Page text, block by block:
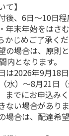
）
ＡｉＭＹ×ＣＯＶＥ
ＲＯＳＳ（Ｒ）冷
ブランケット
22,000円
(送料・税込)
て】
、6日～10日程
年末年始をはさ
かじめご了承くだ
場合は、原則
内となります。
2026年9月18日
）～8月21日（
までにお申込み
い場合がありま
合は、配達希